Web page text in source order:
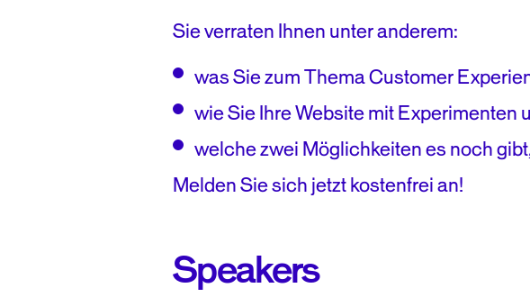
Sie verraten Ihnen unter anderem:
was Sie zum Thema Customer
wie Sie Ihre Website mit
welche zwei Möglichkeiten es noch
Melden Sie sich jetzt kostenfrei an!
Speakers